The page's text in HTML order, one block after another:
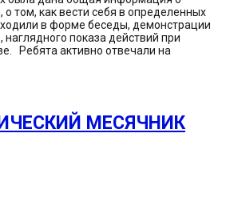
о том, как вести себя в определенных
в форме беседы, демонстрации
показа действий при
Ребята активно отвечали на
МЕСЯЧНИК